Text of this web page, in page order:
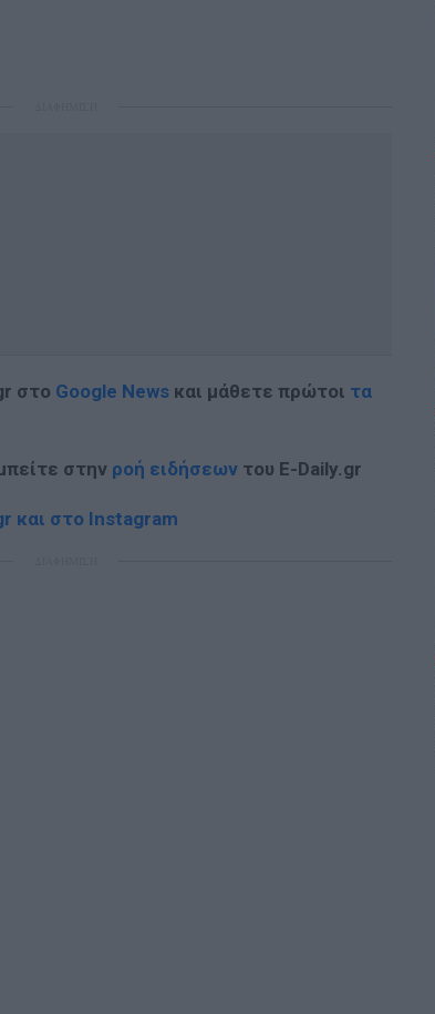
στο Google News και μάθετε πρώτοι τα
στην ροή ειδήσεων του E-Daily.gr
και στο Instagram